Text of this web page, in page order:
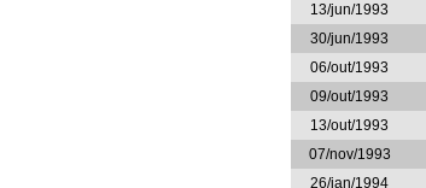
13/jun/1993
30/jun/1993
06/out/1993
09/out/1993
13/out/1993
07/nov/1993
26/jan/1994